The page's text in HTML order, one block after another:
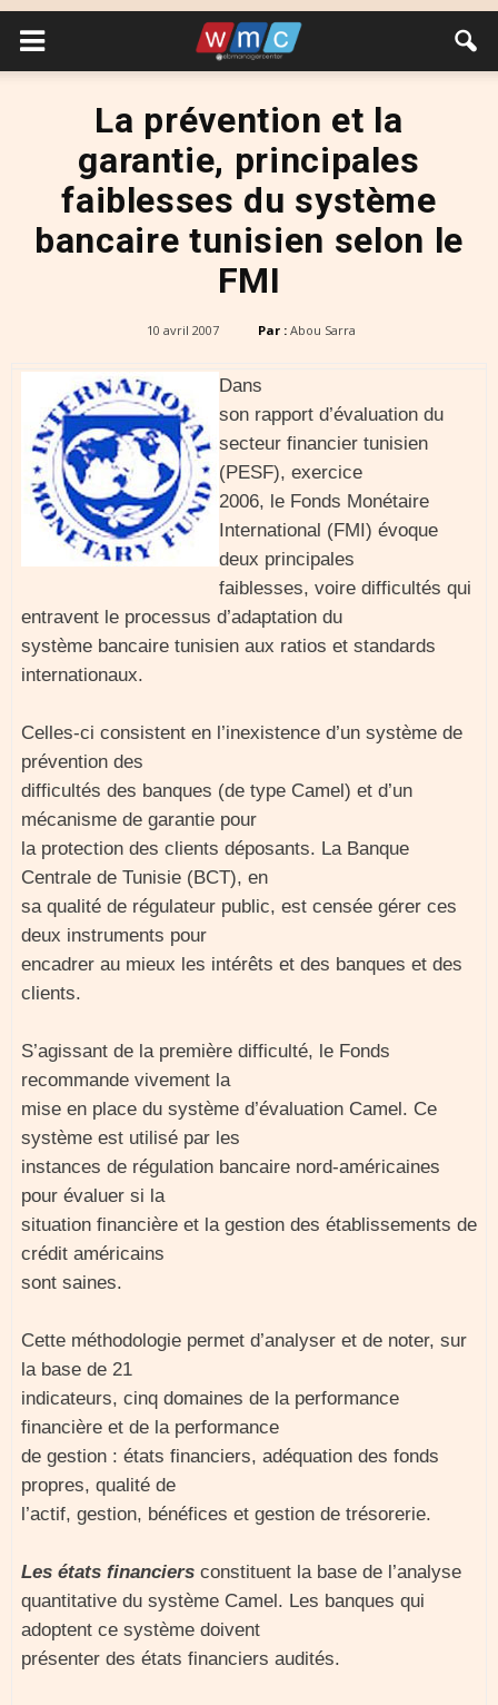
La prévention et la
garantie, principales
faiblesses du système
bancaire tunisien selon le
FMI
10 avril 2007 Par : Abou Sarra
Dans
son rapport d’évaluation du
secteur financier tunisien
(PESF), exercice
2006, le Fonds Monétaire
International (FMI) évoque
deux principales
faiblesses, voire difficultés qui
entravent le processus d’adaptation du
système bancaire tunisien aux ratios et standards
internationaux.
Celles-ci consistent en l’inexistence d’un système de
prévention des
difficultés des banques (de type Camel) et d’un
mécanisme de garantie pour
la protection des clients déposants. La Banque
Centrale de Tunisie (BCT), en
sa qualité de régulateur public, est censée gérer ces
deux instruments pour
encadrer au mieux les intérêts et des banques et des
clients.
S’agissant de la première difficulté, le Fonds
recommande vivement la
mise en place du système d’évaluation Camel. Ce
système est utilisé par les
instances de régulation bancaire nord-américaines
pour évaluer si la
situation financière et la gestion des établissements de
crédit américains
sont saines.
Cette méthodologie permet d’analyser et de noter, sur
la base de 21
indicateurs, cinq domaines de la performance
financière et de la performance
de gestion : états financiers, adéquation des fonds
propres, qualité de
l’actif, gestion, bénéfices et gestion de trésorerie.
Les états financiers constituent la base de l’analyse
quantitative du système Camel. Les banques qui
adoptent ce système doivent
présenter des états financiers audités.